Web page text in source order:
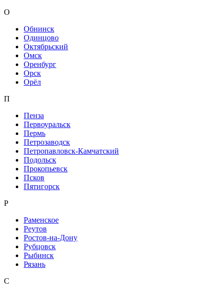
О
Обнинск
Одинцово
Октябрьский
Омск
Оренбург
Орск
Орёл
П
Пенза
Первоуральск
Пермь
Петрозаводск
Петропавловск-Камчатский
Подольск
Прокопьевск
Псков
Пятигорск
Р
Раменское
Реутов
Ростов-на-Дону
Рубцовск
Рыбинск
Рязань
С